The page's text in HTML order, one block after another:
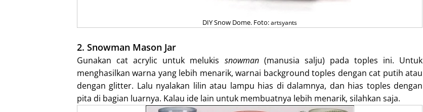
DIY Snow Dome. Foto:artsyants
2. Snowman Mason Jar
Gunakan cat acrylic untuk melukis snowman(manusia salju) pada toples ini. Untuk
menghasilkan warna yang lebih menarik, warnai background toples dengan cat putih atau
dengan glitter. Lalu nyalakan lilin atau lampu hias di dalamnya, dan hias toples dengan
pita di bagian luarnya. Kalau ide lain untuk membuatnya lebih menarik, silahkan saja.